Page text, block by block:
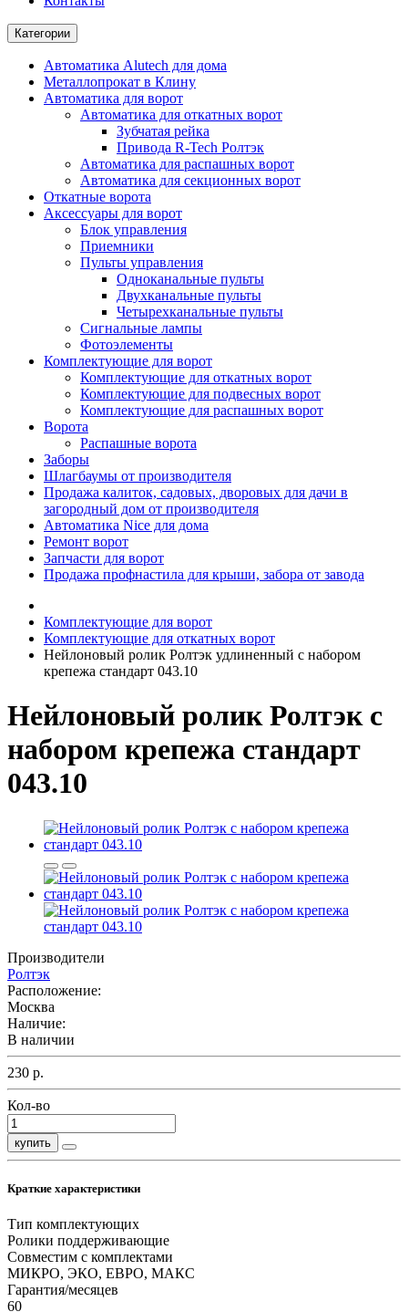
Категории
Автоматика Alutech для дома
Металлопрокат в Клину
Автоматика для ворот
Автоматика для откатных ворот
Зубчатая рейка
Привода R-Tech Ролтэк
Автоматика для распашных ворот
Автоматика для секционных ворот
Откатные ворота
Аксессуары для ворот
Блок управления
Приемники
Пульты управления
Одноканальные пульты
Двухканальные пульты
Четырехканальные пульты
Сигнальные лампы
Фотоэлементы
Комплектующие для ворот
Комплектующие для откатных ворот
Комплектующие для подвесных ворот
Комплектующие для распашных ворот
Ворота
Распашные ворота
Заборы
Шлагбаумы от производителя
Продажа калиток, садовых, дворовых для дачи в
загородный дом от производителя
Автоматика Nice для дома
Ремонт ворот
Запчасти для ворот
Продажа профнастила для крыши, забора от завода
Комплектующие для ворот
Комплектующие для откатных ворот
Нейлоновый ролик Ролтэк удлиненный с набором
крепежа стандарт 043.10
Нейлоновый ролик Ролтэк с
набором крепежа стандарт
043.10
Производители
Ролтэк
Расположение:
Москва
Наличие:
В наличии
230 р.
Кол-во
купить
Краткие характеристики
Тип комплектующих
Ролики поддерживающие
Совместим с комплектами
МИКРО, ЭКО, ЕВРО, МАКС
Гарантия/месяцев
60